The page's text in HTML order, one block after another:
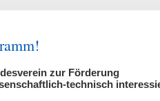
zur Förderung
technisch